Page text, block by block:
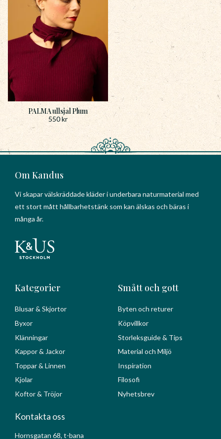
PALMA ullsjal Plum
550kr
Om Kandus
Vi skapar välskräddade kläder i underbara naturmaterial med
ett stort mått hållbarhetstänk som kan älskas och bäras i
många år.
Kategorier
Blusar & Skjortor
Byxor
Klänningar
Kappor & Jackor
Toppar & Linnen
Kjolar
Koftor & Tröjor
Smått och gott
Byten och returer
Köpvillkor
Storleksguide & Tips
Material och Miljö
Inspiration
Filosofi
Nyhetsbrev
Kontakta oss
Hornsgatan 68, t-bana